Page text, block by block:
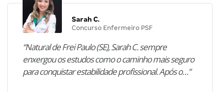
Sarah C.
Concurso Enfermeiro PSF
“Natural de Frei Paulo (SE), Sarah C. sempre
enxergou os estudos como o caminho mais seguro
para conquistar estabilidade profissional. Após o…”